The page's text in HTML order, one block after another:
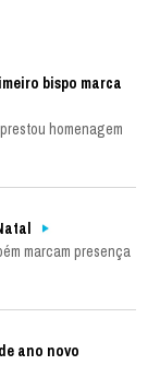
bispo marca
homenagem
marcam presença
ano novo